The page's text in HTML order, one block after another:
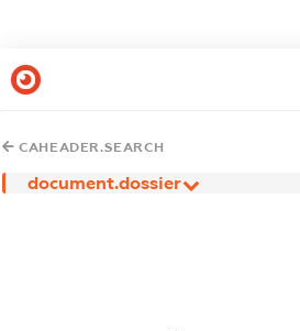
CAHEADER.SEARCH
document.dossier